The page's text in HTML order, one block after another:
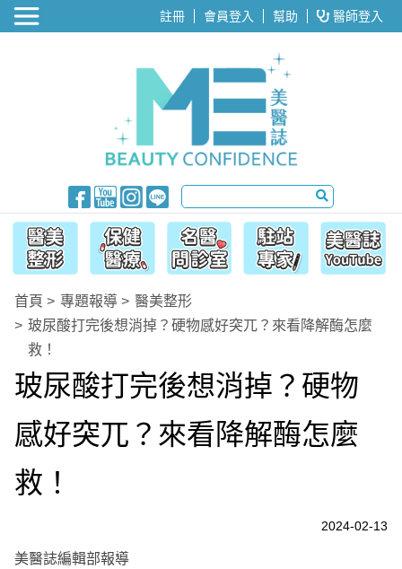
醫美整形 註冊 會員登入 幫助 醫師登入
首頁 專題報導
醫美整形
玻尿酸打完後想消掉？硬物感好突兀？來看降解酶怎麼
救！
玻尿酸打完後想消掉？硬物
感好突兀？來看降解酶怎麼
救！
2024-02-13
美醫誌編輯部報導